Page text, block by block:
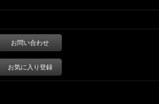
お問い合わせ
お気に入り登録